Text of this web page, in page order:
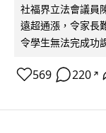
社福界立法會議員
遠超通漲，令家長
令學生無法完成功
569 220 ↗